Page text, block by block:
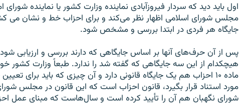
اول باید دید که سردار فیروزآبادی نماینده وزارت کشور یا نماینده
مجلس شورای اسلامی اظهار نظر می‌کند و برای احزاب خط و نشان می
جایگاه هر فردی در ابتدا بررسی و مشخص شود.
پس از آن حرف‌های آنها بر اساس جایگاهی که دارند بررسی و ارزیابی
هیچکدام از این سه جایگاهی که گفته شد را ندارد. طبعاً وزارت
ماده ۱۰ احزاب هم یک جایگاه قانونی دارد و آن چیزی که باید برای
مورد استناد قرار بگیرد، قانون احزاب است که این قانون در مجلس
شورای نگهبان هم آن را تأیید کرده است و سال‌هاست که مبنای عمل